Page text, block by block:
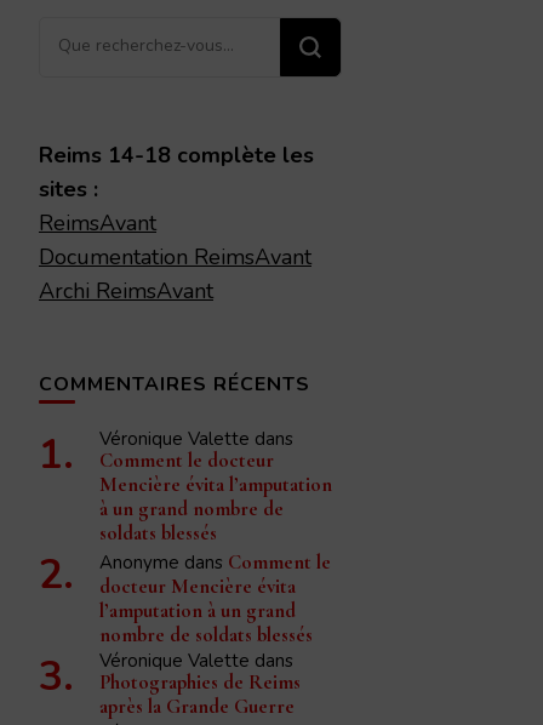
Vous
Reims 14-18 complète les
sites :
ReimsAvant
Documentation ReimsAvant
Archi ReimsAvant
COMMENTAIRES RÉCENTS
Véronique Valette dans
Comment le docteur
Mencière évita l’amputation
à un grand nombre de
soldats blessés
Anonyme dans Comment le
docteur Mencière évita
l’amputation à un grand
nombre de soldats blessés
Véronique Valette dans
Photographies de Reims
après la Grande Guerre